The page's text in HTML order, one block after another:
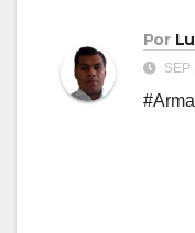
Por
SEP